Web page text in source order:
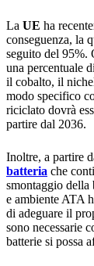
La UE ha
conseguenza, la
seguito del 95%.
una percentuale
il cobalto, il
modo specifico
riciclato dovrà
partire dal 2036.
Inoltre, a partire
batteria che
smontaggio della
e ambiente ATA
di adeguare il
sono necessarie
batterie si possa